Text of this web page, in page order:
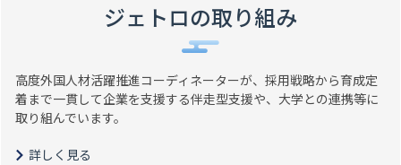
ジェトロの取り組み
高度外国人材活躍推進コーディネーターが、採用戦略から育成定
着まで一貫して企業を支援する伴走型支援や、大学との連携等に
取り組んでいます。
詳しく見る